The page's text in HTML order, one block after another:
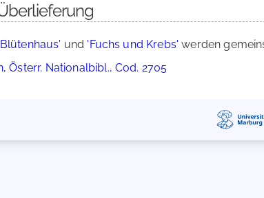
und 'Fuchs und Krebs' werden
Österr. Nationalbibl., Cod. 2705